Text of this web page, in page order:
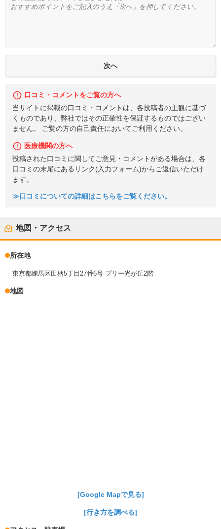
口コミ・コメントをご覧の方へ
当サイトに掲載の口コミ・コメントは、各投稿者の主観に基づ
くものであり、弊社ではその正確性を保証するものではござい
ません。 ご覧の方の自己責任においてご利用ください。
医療機関の方へ
投稿された口コミに関してご意見・コメントがある場合は、各
口コミの末尾にあるリンク(入力フォーム)からご返信いただけ
ます。
≫口コミについての詳細はこちらをご覧ください。
地図・アクセス
所在地
東京都練馬区田柄5丁目27番6号 プリー光が丘2階
地図
[Google Mapで見る]
[行き方を調べる]